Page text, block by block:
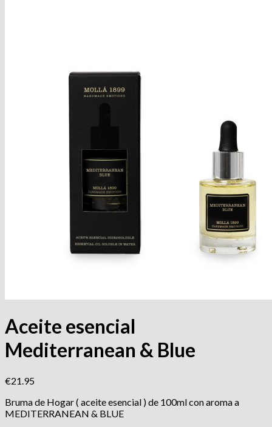
Aceite esencial
Mediterranean & Blue
€21.95
Bruma de Hogar ( aceite esencial ) de 100ml con aroma a
MEDITERRANEAN & BLUE